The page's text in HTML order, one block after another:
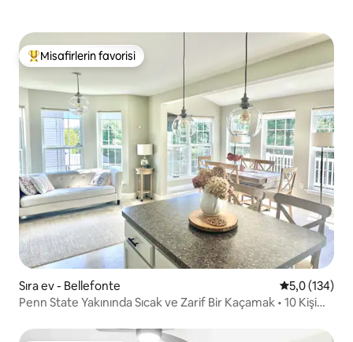
Misafirlerin favorilerinden en beğenilenler arasında
Misafirlerin favorisi
Sıra ev - Bellefonte 5 üzerinden
5,0 (134)
Penn State Yakınında Sıcak ve Zarif Bir Kaçamak • 10 Kişi